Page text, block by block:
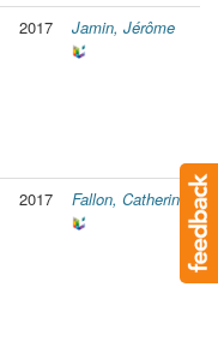
2017 Jamin, Jérôme
2017 Fallon, Catherine